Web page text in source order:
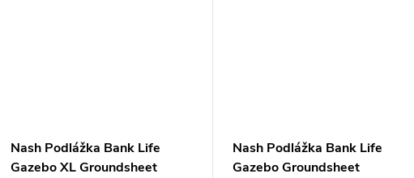
Nash Podlážka Bank Life
Gazebo XL Groundsheet
Nash Podlážka Bank Life
Gazebo Groundsheet